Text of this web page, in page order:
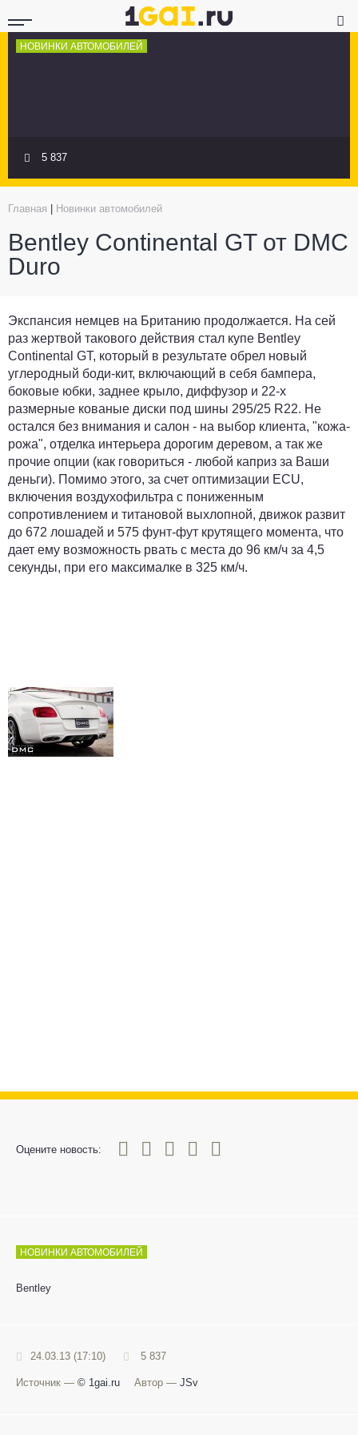
НОВИНКИ АВТОМОБИЛЕЙ
5 837
Главная Новинки автомобилей
Bentley Continental GT от DMC
Duro
Экспансия немцев на Британию продолжается. На сей
раз жертвой такового действия стал купе Bentley
Continental GT, который в результате обрел новый
углеродный боди-кит, включающий в себя бампера,
боковые юбки, заднее крыло, диффузор и 22-х
размерные кованые диски под шины 295/25 R22. Не
остался без внимания и салон - на выбор клиента, "кожа-
рожа", отделка интерьера дорогим деревом, а так же
прочие опции (как говориться - любой каприз за Ваши
деньги). Помимо этого, за счет оптимизации ECU,
включения воздухофильтра с пониженным
сопротивлением и титановой выхлопной, движок развит
до 672 лошадей и 575 фунт-фут крутящего момента, что
дает ему возможность рвать с места до 96 км/ч за 4,5
секунды, при его максималке в 325 км/ч.
Оцените новость:
0
1 3 4 5
НОВИНКИ АВТОМОБИЛЕЙ
Bentley
24.03.13 (17:10) 5 837
Источник — © 1gai.ru Автор — JSv